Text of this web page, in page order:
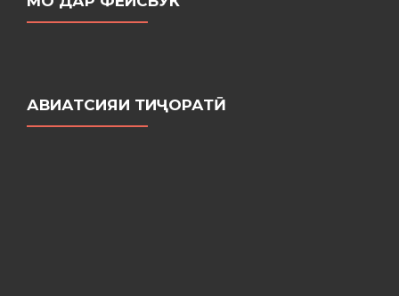
АВИАТСИЯИ ТИҶОРАТӢ